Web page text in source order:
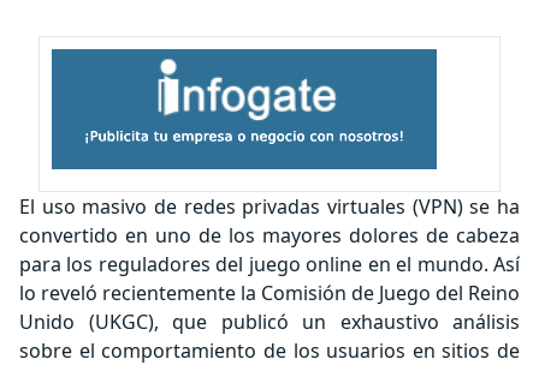
El uso masivo de redes privadas virtuales (VPN) se ha
convertido en uno de los mayores dolores de cabeza
para los reguladores del juego online en el mundo. Así
lo reveló recientemente la Comisión de Juego del Reino
Unido (UKGC), que publicó un exhaustivo análisis
sobre el comportamiento de los usuarios en sitios de